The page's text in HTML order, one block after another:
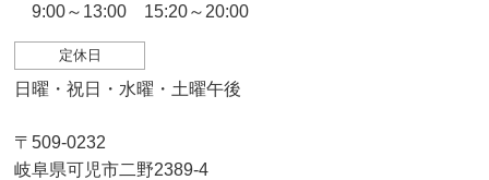
9:00～13:00 15:20～20:00
定休日
日曜・祝日・水曜・土曜午後
〒509-0232
岐阜県可児市二野2389-4